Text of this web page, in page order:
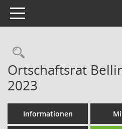
Toggle navigation
Rechercheauswahl
Ortschaftsrat
2023
Informationen